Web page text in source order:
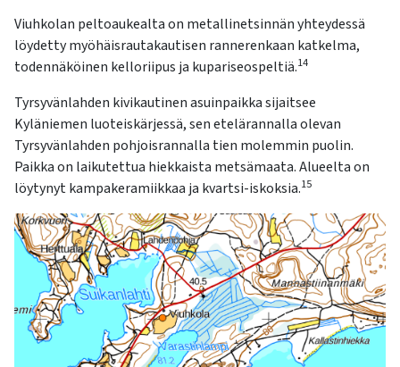
Viuhkolan peltoaukealta on metallinetsinnän yhteydessä
löydetty myöhäisrautakautisen rannerenkaan katkelma,
todennäköinen kelloriipus ja kupariseospeltiä.14
Tyrsyvänlahden kivikautinen asuinpaikka sijaitsee
Kyläniemen luoteiskärjessä, sen etelärannalla olevan
Tyrsyvänlahden pohjoisrannalla tien molemmin puolin.
Paikka on laikutettua hiekkaista metsämaata. Alueelta on
löytynyt kampakeramiikkaa ja kvartsi-iskoksia.15